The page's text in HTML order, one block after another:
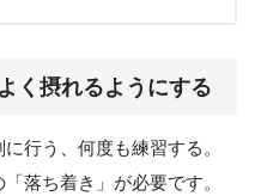
く摂れるようにする
行う、何度も練習する。
落ち着き」が必要です。